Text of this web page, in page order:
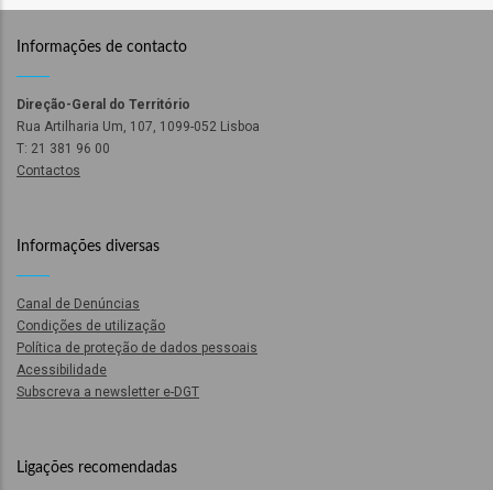
Informações de contacto
Direção-Geral do Território
Rua Artilharia Um, 107, 1099-052 Lisboa
T: 21 381 96 00
Contactos
Informações diversas
Canal de Denúncias
Condições de utilização
Política de proteção de dados pessoais
Acessibilidade
Subscreva a newsletter e-DGT
Ligações recomendadas